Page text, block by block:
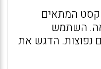
המתאים
השתמש
נפוצות. הדגש את